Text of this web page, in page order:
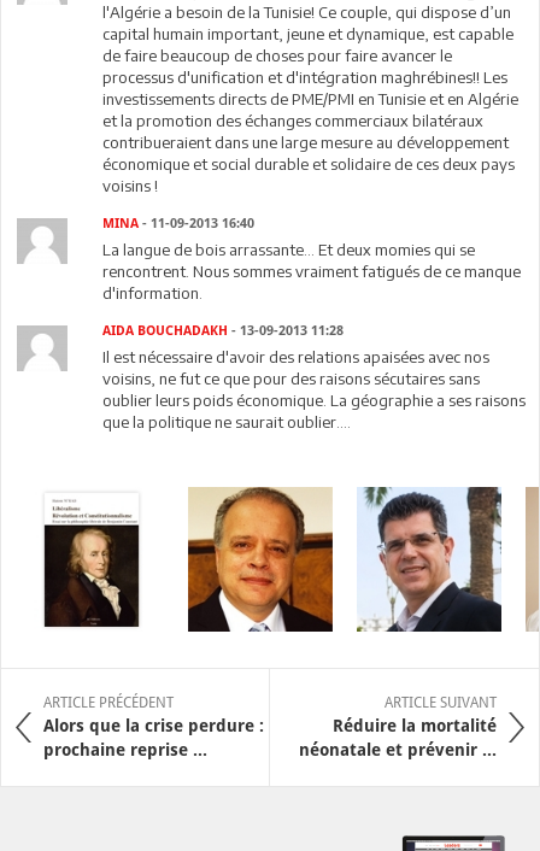
l'Algérie a besoin de la Tunisie! Ce couple, qui dispose d’un
capital humain important, jeune et dynamique, est capable
de faire beaucoup de choses pour faire avancer le
processus d'unification et d'intégration maghrébines!! Les
investissements directs de PME/PMI en Tunisie et en Algérie
et la promotion des échanges commerciaux bilatéraux
contribueraient dans une large mesure au développement
économique et social durable et solidaire de ces deux pays
voisins !
MINA - 11-09-2013 16:40
La langue de bois arrassante... Et deux momies qui se
rencontrent. Nous sommes vraiment fatigués de ce manque
d'information.
AIDA BOUCHADAKH - 13-09-2013 11:28
Il est nécessaire d'avoir des relations apaisées avec nos
voisins, ne fut ce que pour des raisons sécutaires sans
oublier leurs poids économique. La géographie a ses raisons
que la politique ne saurait oublier....
ARTICLE PRÉCÉDENT
Alors que la crise perdure :
prochaine reprise ...
ARTICLE SUIVANT
Réduire la mortalité
néonatale et prévenir ...